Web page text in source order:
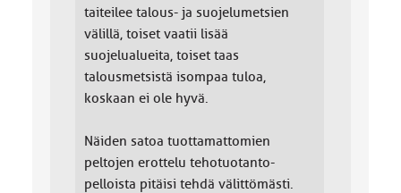
taiteilee talous- ja suojelumetsien
välillä, toiset vaatii lisää
suojelualueita, toiset taas
talousmetsistä isompaa tuloa,
koskaan ei ole hyvä.
Näiden satoa tuottamattomien
peltojen erottelu tehotuotanto-
pelloista pitäisi tehdä välittömästi.